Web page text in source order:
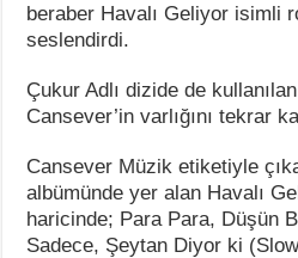
beraber Havalı Geliyor isimli
seslendirdi.
Çukur Adlı dizide de
Cansever’in varlığını tekrar
Cansever Müzik etiketiyle
albümünde yer alan Havalı
haricinde; Para Para, Düşün
Sadece, Şeytan Diyor ki